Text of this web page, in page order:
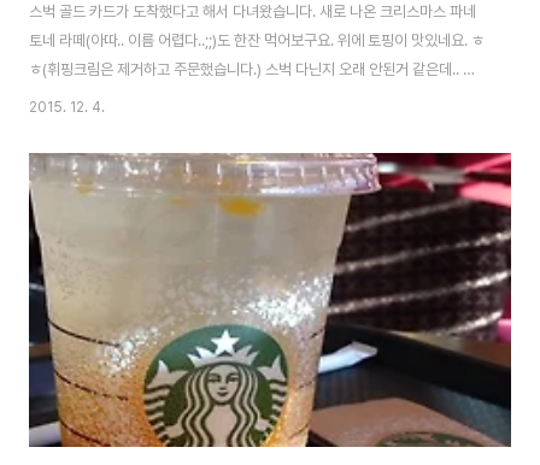
스벅 골드 카드가 도착했다고 해서 다녀왔습니다. 새로 나온 크리스마스 파네
토네 라떼(아따.. 이름 어렵다..;;)도 한잔 먹어보구요. 위에 토핑이 맛있네요. ㅎ
ㅎ(휘핑크림은 제거하고 주문했습니다.) 스벅 다닌지 오래 안된거 같은데.. 골
드 만들기 쉽네요. (응?) 금방 되더라구요.. 온라인 또는 모바일 APP에서 신청
는 한 열흘쯤? 걸린거 같네요. 한 2주 정도 생각하시면 될 것 같습니다. 신청은
한글/영문 문구 입력하시고,받아볼 매장 선택하시면 끝. 카드가 완성되면 연락
이 따로 오더라구요. 문자 알림과 함께 스타벅스 APP 인박스에도 뜹니다. 매장
에서 이름 확인하고 찾을 수 있구요. 봉투 뜯지도 않고 바로 등록해 주더라구요.
^^..
2015. 12. 4.